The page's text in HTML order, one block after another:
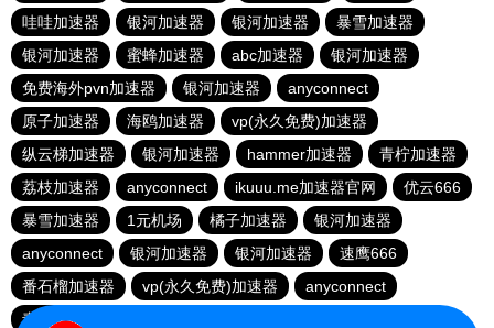
哇哇加速器
银河加速器 银河加速器
暴雪加速器
银河加速器
蜜蜂加速器 abc加速器
银河加速器
免费海外pvn加速器
银河加速器
anyconnect
原子加速器
海鸥加速器
vp(永久免费)加速器
纵云梯加速器
银河加速器 hammer加速器
青柠加速器
荔枝加速器
anyconnect ikuuu.me加速器官网
优云666
暴雪加速器
1元机场 橘子加速器
银河加速器
anyconnect
银河加速器 银河加速器
速鹰666
番石榴加速器
vp(永久免费)加速器
anyconnect
青柠加速器